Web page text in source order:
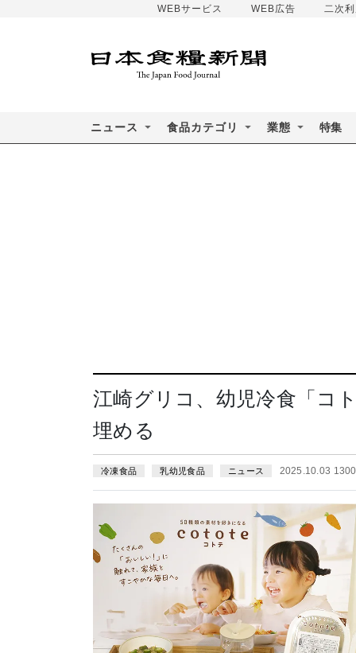
WEBサービス WEB広告 二次
ニュース 食品カテゴリ 業態 特集
江崎グリコ、幼児冷食「コ
埋める
冷凍食品 乳幼児食品 ニュース 2025.10.03